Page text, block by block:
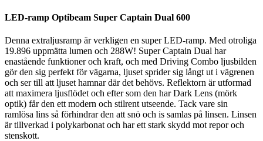
LED-ramp Optibeam Super Captain Dual 600
Denna extraljusramp är verkligen en super LED-ramp. Med otroliga
19.896 uppmätta lumen och 288W! Super Captain Dual har
enastående funktioner och kraft, och med Driving Combo ljusbilden
gör den sig perfekt för vägarna, ljuset sprider sig långt ut i vägrenen
och ser till att ljuset hamnar där det behövs. Reflektorn är utformad
att maximera ljusflödet och efter som den har Dark Lens (mörk
optik) får den ett modern och stilrent utseende. Tack vare sin
ramlösa lins så förhindrar den att snö och is samlas på linsen. Linsen
är tillverkad i polykarbonat och har ett stark skydd mot repor och
stenskott.